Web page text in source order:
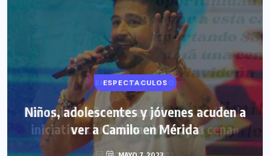
ESPECTACULOS
Niños, adolescentes y jóvenes acuden a
ver a Camilo en Mérida